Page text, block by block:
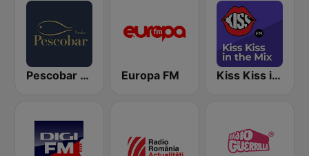
Pescobar Radio Europa FM Kiss Kiss in the Mix Radio